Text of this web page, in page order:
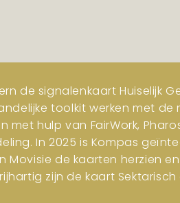
de signalenkaart Huiselijk
toolkit werken met
met hulp van FairWork,
In 2025 is Kompas
Movisie de kaarten herzien
zijn de kaart